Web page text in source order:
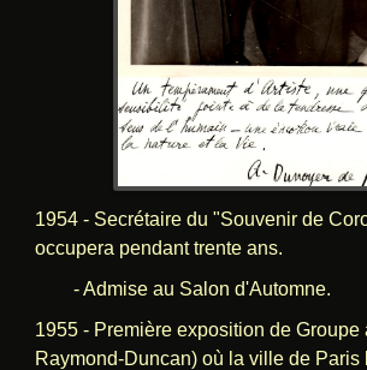
1954 - Secrétaire du "Souvenir de
occupera pendant trente ans.
- Admise au Salon d'Automne.
1955 - Première exposition de Groupe
Raymond-Duncan) où la ville de Paris